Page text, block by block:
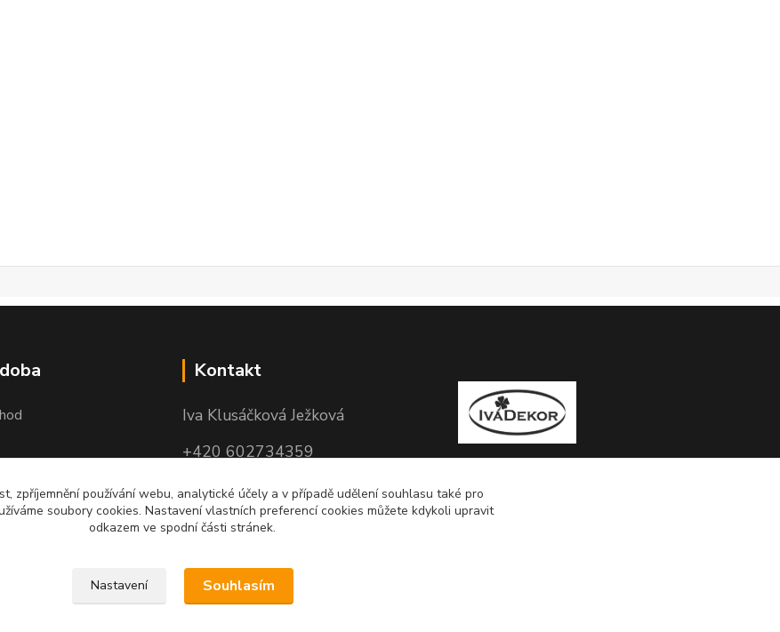
Kontakt
Iva Klusáčková Ježková
+420 602734359
(po-pá 10.00-17.00hod)
iva@ivadekor.cz
zpříjemnění používání webu, analytické účely a v případě udělení souhlasu také pro
soubory cookies. Nastavení vlastních preferencí cookies můžete kdykoli upravit
odkazem ve spodní části stránek.
Nastavení Souhlasím